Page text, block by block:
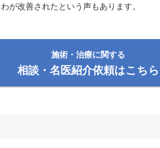
が改善されたという声もあります。
施術・治療に関する
相談・名医紹介依頼はこちら